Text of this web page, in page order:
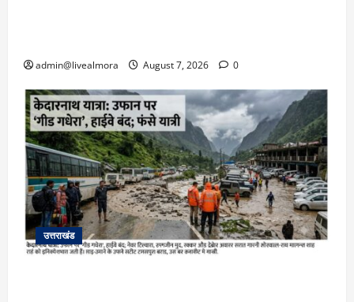
admin@livealmora August 7, 2026 0
उत्तराखंड